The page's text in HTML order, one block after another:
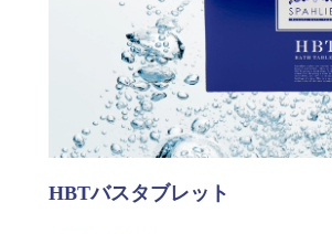
HBTバスタブレット